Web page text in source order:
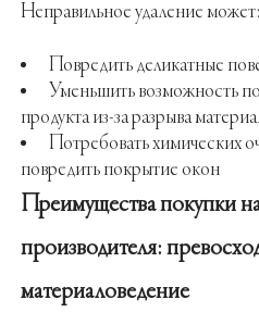
Неправильное удаление может:
Повредить деликатные
Уменьшить возможность
продукта из-за разрыва
Потребовать химических
повредить покрытие окон
Преимущества покупки
производителя:
материаловедение